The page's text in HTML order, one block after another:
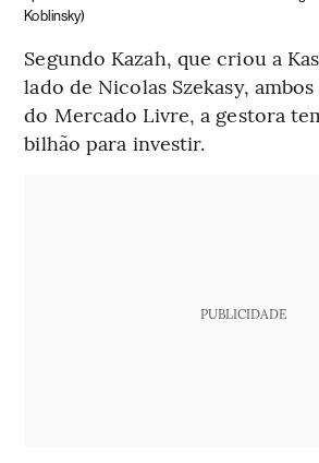
Koblinsky)
Segundo Kazah, que criou a
lado de Nicolas Szekasy,
do Mercado Livre, a gestora
bilhão para investir.
PUBLICIDADE